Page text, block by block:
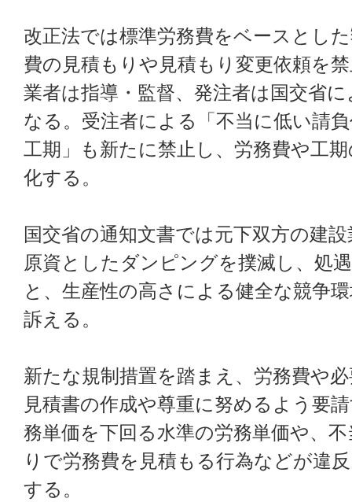
改正法では標準労務費をベースとし
費の見積もりや見積もり変更依頼を
業者は指導・監督、発注者は国交省
なる。受注者による「不当に低い請
工期」も新たに禁止し、労務費や工
化する。
国交省の通知文書では元下双方の建
原資としたダンピングを撲滅し、処
と、生産性の高さによる健全な競争
訴える。
新たな規制措置を踏まえ、労務費や
見積書の作成や尊重に努めるよう要
務単価を下回る水準の労務単価や、
りで労務費を見積もる行為などが違
する。